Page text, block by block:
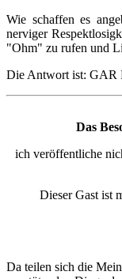
Wie schaffen es
nerviger
"Ohm" zu rufen und
Die Antwort ist: GAR
Das
ich veröffentliche
Dieser Gast ist
Da teilen sich die